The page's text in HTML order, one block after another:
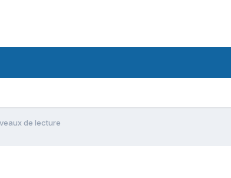
de lecture